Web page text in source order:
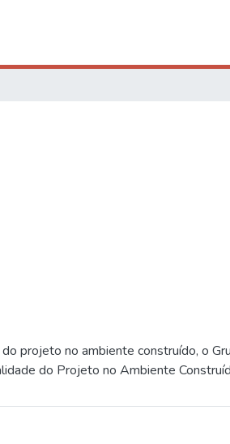
projeto no ambiente construído, o
do Projeto no Ambiente